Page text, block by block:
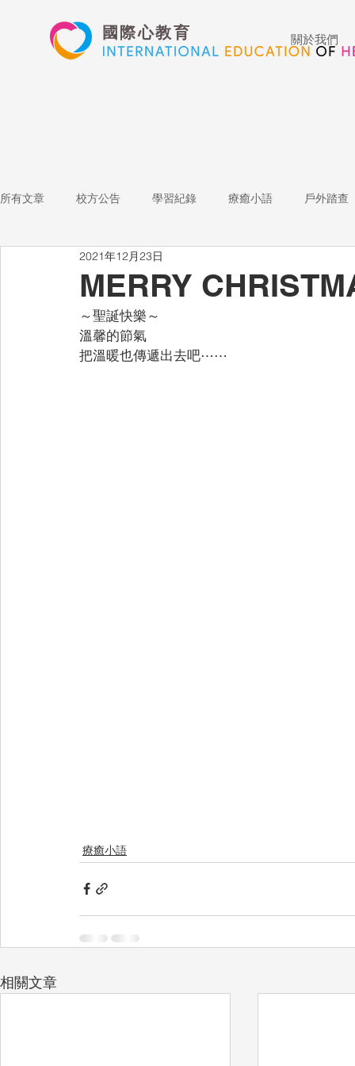
國際心教育 關於我們
所有文章 校方公告 學習紀錄 療癒小語 戶外踏查
表演藝術
國際教育
MERRY
2021年12月23日
～聖誕快樂～
溫馨的節氣
把溫暖也傳遞出去吧⋯⋯
療癒小語
相關文章